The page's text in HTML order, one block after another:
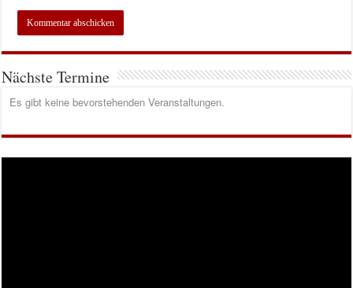
Nächste Termine
Es gibt keine bevorstehenden Veranstaltungen.